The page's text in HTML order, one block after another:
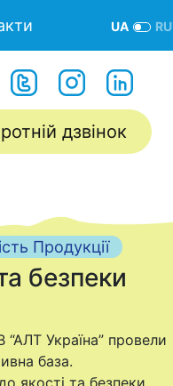
UA RU
дзвінок
Продукції
безпеки
Україна” провели
база.
якості та безпеки